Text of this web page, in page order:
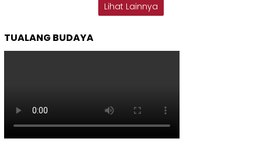
Lihat Lainnya
TUALANG BUDAYA